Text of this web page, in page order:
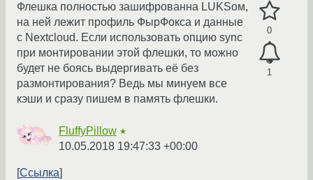
0
1
Флешка полностью зашифрованна LUKSом,
на ней лежит профиль ФырФокса и данные
с Nextcloud. Если использовать опцию sync
при монтировании этой флешки, то можно
будет не боясь выдергивать её без
размонтирования? Ведь мы минуем все
кэши и сразу пишем в память флешки.
FluffyPillow ★
10.05.2018 19:47:33 +00:00
Ссылка